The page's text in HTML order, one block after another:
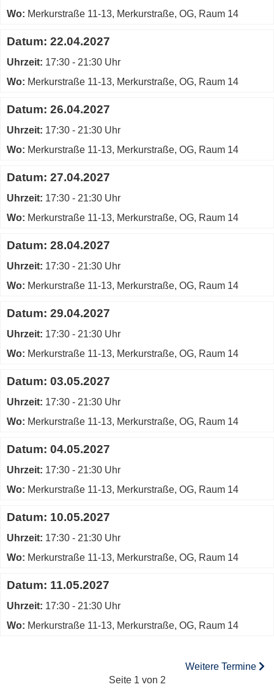
14
neuem
Fenster
Kurs
Wo: Merkurstraße 11-13, Merkurstraße, OG, Raum 14
Datum: 22.04.2027
Uhrzeit: 17:30 - 21:30 Uhr
Wo: Merkurstraße 11-13, Merkurstraße, OG, Raum 14
Datum: 26.04.2027
Uhrzeit: 17:30 - 21:30 Uhr
Wo: Merkurstraße 11-13, Merkurstraße, OG, Raum 14
Datum: 27.04.2027
Uhrzeit: 17:30 - 21:30 Uhr
Wo: Merkurstraße 11-13, Merkurstraße, OG, Raum 14
Datum: 28.04.2027
Uhrzeit: 17:30 - 21:30 Uhr
Wo: Merkurstraße 11-13, Merkurstraße, OG, Raum 14
Datum: 29.04.2027
Uhrzeit: 17:30 - 21:30 Uhr
Wo: Merkurstraße 11-13, Merkurstraße, OG, Raum 14
Datum: 03.05.2027
Uhrzeit: 17:30 - 21:30 Uhr
Wo: Merkurstraße 11-13, Merkurstraße, OG, Raum 14
Datum: 04.05.2027
Uhrzeit: 17:30 - 21:30 Uhr
Wo: Merkurstraße 11-13, Merkurstraße, OG, Raum 14
Datum: 10.05.2027
Uhrzeit: 17:30 - 21:30 Uhr
Wo: Merkurstraße 11-13, Merkurstraße, OG, Raum 14
Datum: 11.05.2027
Uhrzeit: 17:30 - 21:30 Uhr
Wo: Merkurstraße 11-13, Merkurstraße, OG, Raum 14
Weitere Termine
Seite 1 von 2